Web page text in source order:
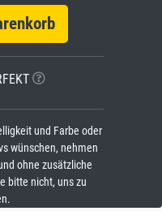
und Farbe oder
wünschen, nehmen
ohne zusätzliche
bitte nicht, uns zu